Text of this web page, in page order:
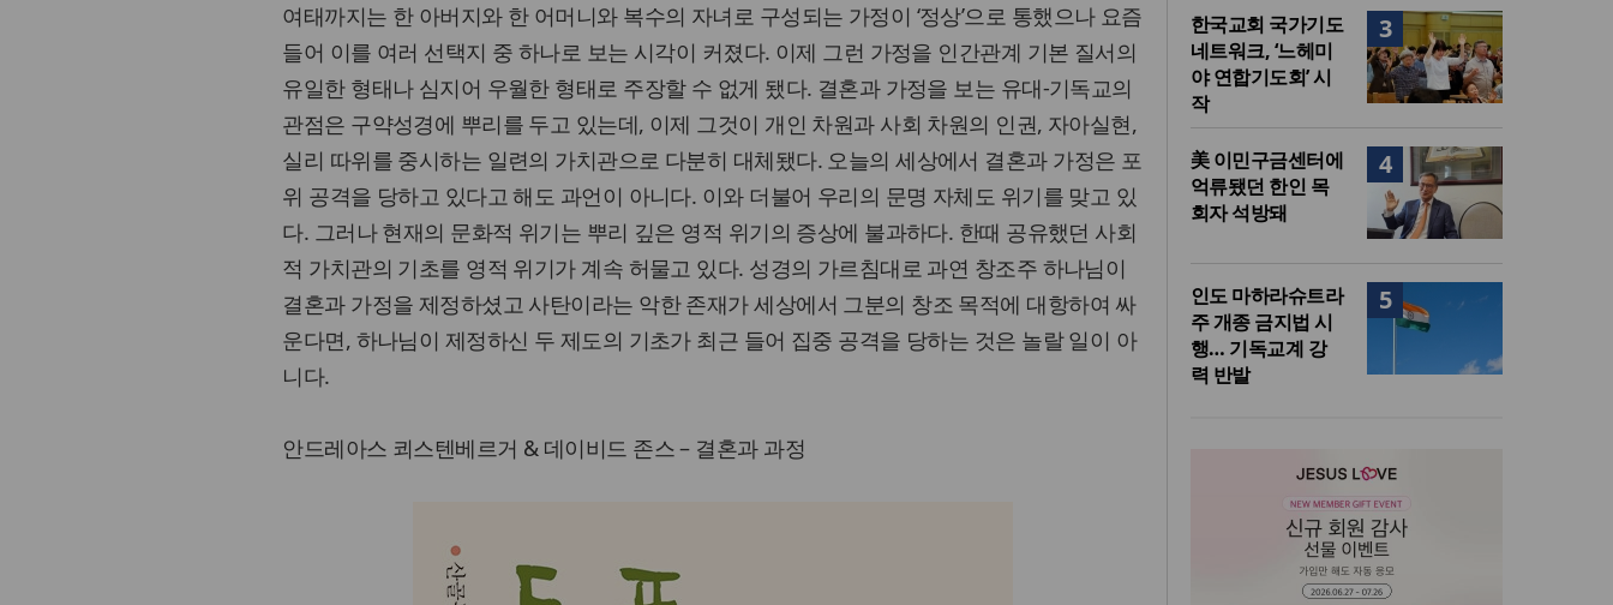
여태까지는 한 아버지와 한 어머니와 복수의 자녀로 구성되는 가정이 ‘정상’으로 통했으나 요즘
들어 이를 여러 선택지 중 하나로 보는 시각이 커졌다. 이제 그런 가정을 인간관계 기본 질서의
유일한 형태나 심지어 우월한 형태로 주장할 수 없게 됐다. 결혼과 가정을 보는 유대-기독교의
관점은 구약성경에 뿌리를 두고 있는데, 이제 그것이 개인 차원과 사회 차원의 인권, 자아실현,
실리 따위를 중시하는 일련의 가치관으로 다분히 대체됐다. 오늘의 세상에서 결혼과 가정은 포
위 공격을 당하고 있다고 해도 과언이 아니다. 이와 더불어 우리의 문명 자체도 위기를 맞고 있
다. 그러나 현재의 문화적 위기는 뿌리 깊은 영적 위기의 증상에 불과하다. 한때 공유했던 사회
적 가치관의 기초를 영적 위기가 계속 허물고 있다. 성경의 가르침대로 과연 창조주 하나님이
결혼과 가정을 제정하셨고 사탄이라는 악한 존재가 세상에서 그분의 창조 목적에 대항하여 싸
운다면, 하나님이 제정하신 두 제도의 기초가 최근 들어 집중 공격을 당하는 것은 놀랄 일이 아
니다.
안드레아스 쾨스텐베르거 & 데이비드 존스 – 결혼과 과정
3
한국교회 국가기도
네트워크, ‘느헤미
야 연합기도회’ 시
작
4
美 이민구금센터에
억류됐던 한인 목
회자 석방돼
5
인도 마하라슈트라
주 개종 금지법 시
행… 기독교계 강
력 반발